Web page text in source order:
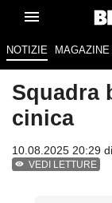
NOTIZIE MAGAZINE
Squadra
cinica
10.08.2025 20:29 di
VEDI LETTURE